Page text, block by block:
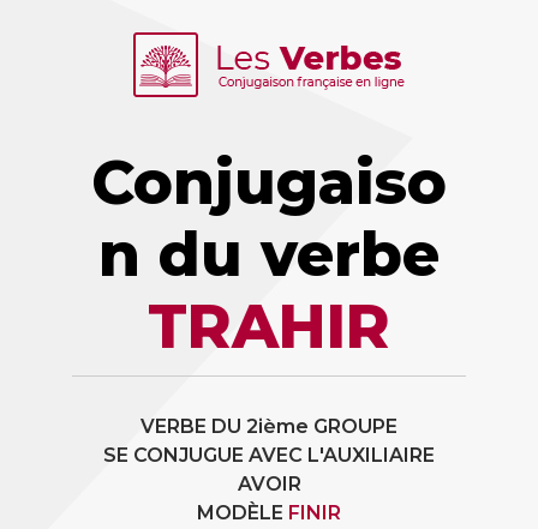
Conjugaiso
n du verbe
TRAHIR
VERBE DU 2ième GROUPE
SE CONJUGUE AVEC L'AUXILIAIRE
AVOIR
MODÈLE FINIR